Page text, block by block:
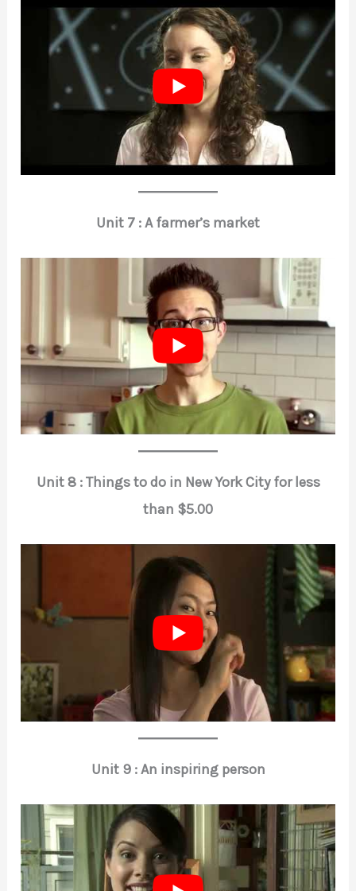
Unit 7 : A farmer’s market
Unit 8 : Things to do in New York City for less
than $5.00
Unit 9 : An inspiring person